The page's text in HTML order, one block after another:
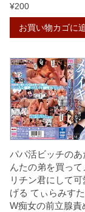
¥200
お買い物カゴに
パパ活ビッチのあ
んたの弟を買っ
リチン君にして
げる てぃらみすた
W痴女の前立腺責